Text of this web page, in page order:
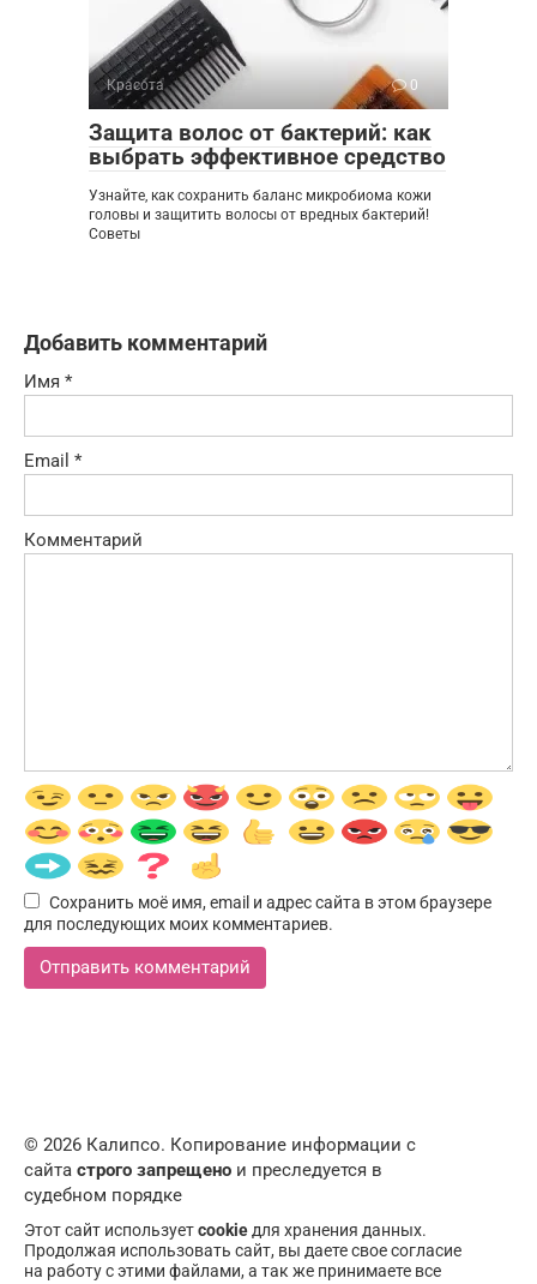
Красота 0
Защита волос от бактерий: как
выбрать эффективное средство
Узнайте, как сохранить баланс микробиома кожи
головы и защитить волосы от вредных бактерий!
Советы
Добавить комментарий
Имя *
Email *
Комментарий
Сохранить моё имя, email и адрес сайта в этом браузере
для последующих моих комментариев.
© 2026 Калипсо. Копирование информации с
сайта строго запрещено и преследуется в
судебном порядке
Этот сайт используетcookie для хранения данных.
Продолжая использовать сайт, вы даете свое согласие
на работу с этими файлами, а так же принимаете все